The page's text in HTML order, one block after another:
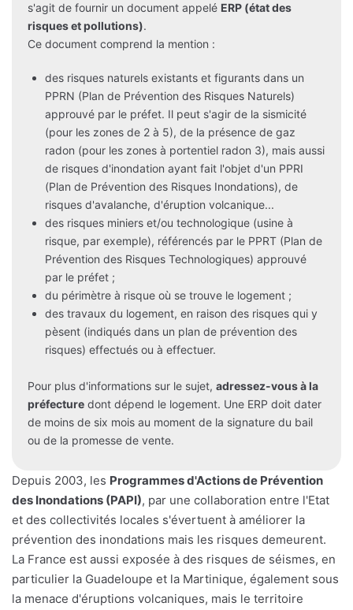
s'agit de fournir un document appelé ERP (état des
risques et pollutions).
Ce document comprend la mention :
des risques naturels existants et figurants dans un
PPRN (Plan de Prévention des Risques Naturels)
approuvé par le préfet. Il peut s'agir de la sismicité
(pour les zones de 2 à 5), de la présence de gaz
radon (pour les zones à portentiel radon 3), mais aussi
de risques d'inondation ayant fait l'objet d'un PPRI
(Plan de Prévention des Risques Inondations), de
risques d'avalanche, d'éruption volcanique...
des risques miniers et/ou technologique (usine à
risque, par exemple), référencés par le PPRT (Plan de
Prévention des Risques Technologiques) approuvé
par le préfet ;
du périmètre à risque où se trouve le logement ;
des travaux du logement, en raison des risques qui y
pèsent (indiqués dans un plan de prévention des
risques) effectués ou à effectuer.
Pour plus d'informations sur le sujet, adressez-vous à la
préfecture dont dépend le logement. Une ERP doit dater
de moins de six mois au moment de la signature du bail
ou de la promesse de vente.
Depuis 2003, les Programmes d'Actions de Prévention
des Inondations (PAPI), par une collaboration entre l'Etat
et des collectivités locales s'évertuent à améliorer la
prévention des inondations mais les risques demeurent.
La France est aussi exposée à des risques de séismes, en
particulier la Guadeloupe et la Martinique, également sous
la menace d'éruptions volcaniques, mais le territoire